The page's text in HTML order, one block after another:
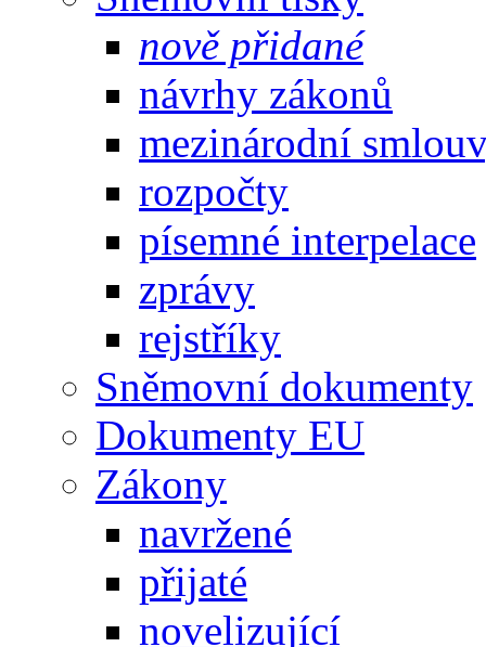
nově přidané
návrhy zákonů
mezinárodní
rozpočty
písemné interpelace
zprávy
rejstříky
Sněmovní dokumenty
Dokumenty EU
Zákony
navržené
přijaté
novelizující